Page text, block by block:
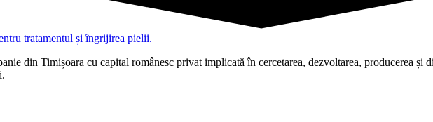
din Timișoara cu capital românesc privat implicată în cercetarea, dezvoltarea, producerea și